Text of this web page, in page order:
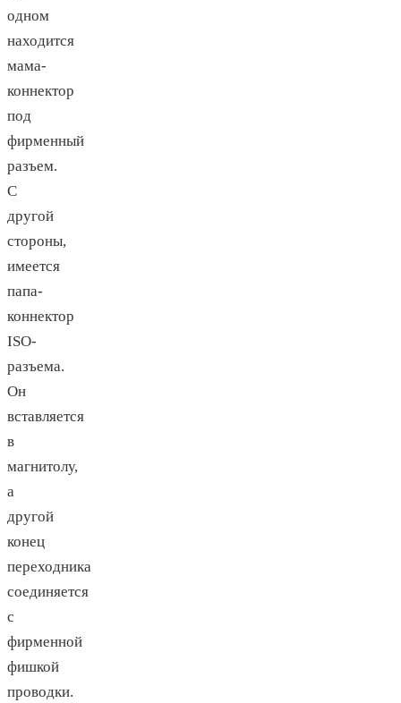
одном
находится
мама-
коннектор
под
фирменный
разъем.
С
другой
стороны,
имеется
папа-
коннектор
ISO-
разъема.
Он
вставляется
в
магнитолу,
а
другой
конец
переходника
соединяется
с
фирменной
фишкой
проводки.